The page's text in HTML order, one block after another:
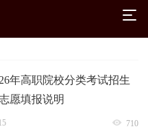
年高职院校分类考试招生
愿填报说明
710